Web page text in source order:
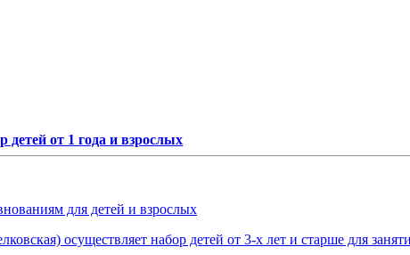
от 1 года и взрослых
для детей и взрослых
осуществляет набор детей от 3-х лет и старше для